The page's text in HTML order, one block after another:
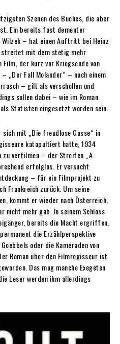
Szenen des Buches, die aber
Ein bereits fast dementer
– hat einen Auftritt bei Heinz
streitet mit dem stetig mehr
der kurz vor Kriegsende von
„Der Fall Molander“ – nach einem
– gilt als verschollen und
sollen dabei – wie im Roman
Statisten eingesetzt worden sein.
mit „Die freudlose Gasse“ in
katapultiert hatte, 1934
zu verfilmen – der Streifen „A
erfolglos. Er versucht
– für ein Filmprojekt zu
Frankreich zurück. Um seine
kommt er wieder nach Österreich,
nicht mehr gab. In seinem Schloss
bereits die Macht ergriffen.
die Erzählperspektive
oder die Kameraden von
Roman über den Filmregisseur ist
Das mag manche Exegeten
Leser werden ihm allerdings